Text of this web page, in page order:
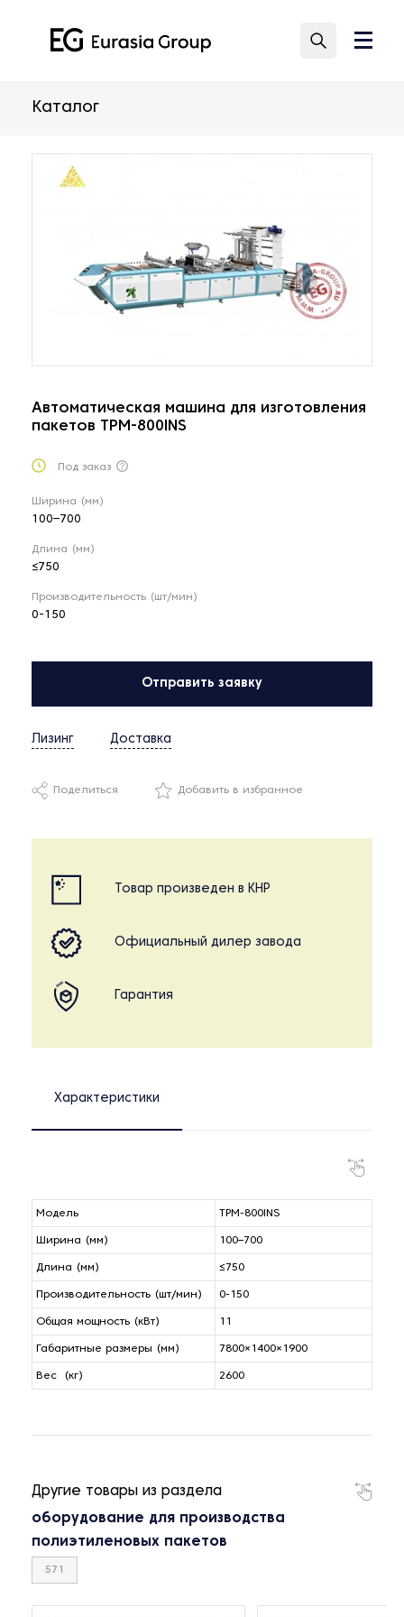
Каталог
Автоматическая машина для изготовления
пакетов TPM-800INS
Под заказ
Ширина (мм)
100–700
Длина (мм)
≤750
Производительность (шт/мин)
0-150
Отправить заявку
Лизинг Доставка
Поделиться Добавить в избранное
Товар произведен в КНР
Официальный дилер завода
Гарантия
Характеристики
Модель TPM-800INS
Ширина (мм) 100–700
Длина (мм) ≤750
Производительность (шт/мин) 0-150
Общая мощность (кВт) 11
Габаритные размеры (мм) 7800×1400×1900
Вес (кг) 2600
Другие товары из раздела
оборудование для производства
полиэтиленовых пакетов
571